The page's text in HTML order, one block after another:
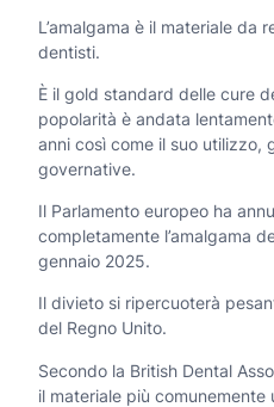
L’amalgama è il materiale da
dentisti.
È il gold standard delle cure
popolarità è andata
anni così come il suo utilizzo,
governative.
Il Parlamento europeo ha
completamente l’amalgama
gennaio 2025.
Il divieto si ripercuoterà
del Regno Unito.
Secondo la British Dental
il materiale più